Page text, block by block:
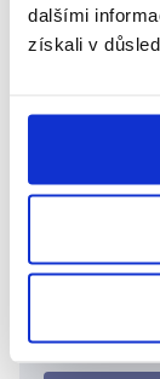
dalšími
získali v
Vhodné
2+1.